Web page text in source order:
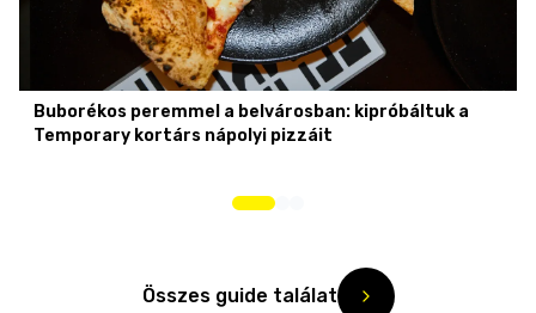
Buborékos peremmel a belvárosban: kipróbáltuk a
Temporary kortárs nápolyi pizzáit
Összes guide találat